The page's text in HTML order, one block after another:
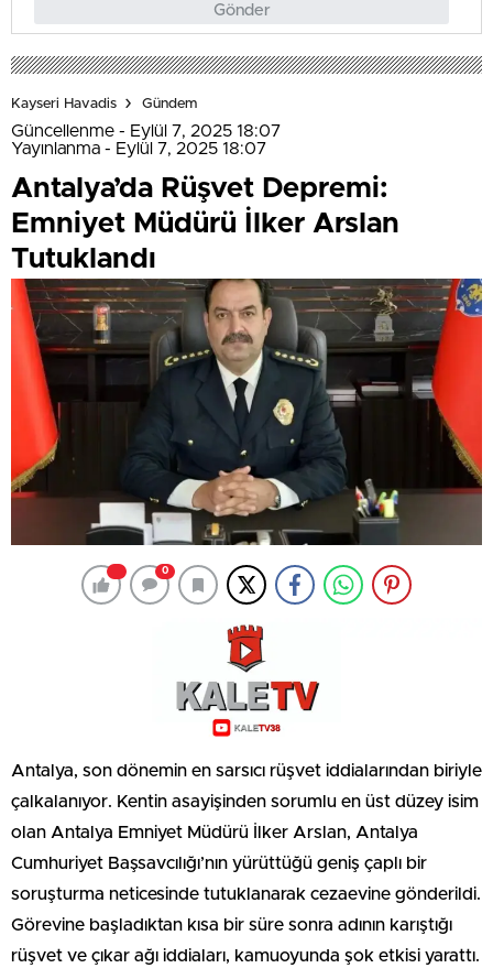
Gönder
Kayseri Havadis Gündem
Güncellenme - Eylül 7, 2025 18:07
Yayınlanma - Eylül 7, 2025 18:07
Antalya’da Rüşvet Depremi:
Emniyet Müdürü İlker Arslan
Tutuklandı
0
Antalya, son dönemin en sarsıcı rüşvet iddialarından biriyle
çalkalanıyor. Kentin asayişinden sorumlu en üst düzey isim
olan Antalya Emniyet Müdürü İlker Arslan, Antalya
Cumhuriyet Başsavcılığı’nın yürüttüğü geniş çaplı bir
soruşturma neticesinde tutuklanarak cezaevine gönderildi.
Görevine başladıktan kısa bir süre sonra adının karıştığı
rüşvet ve çıkar ağı iddiaları, kamuoyunda şok etkisi yarattı.